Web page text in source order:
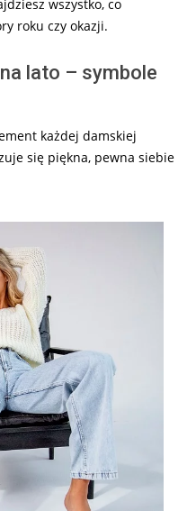
wszystko, co
roku czy okazji.
lato – symbole
każdej damskiej
się piękna, pewna siebie